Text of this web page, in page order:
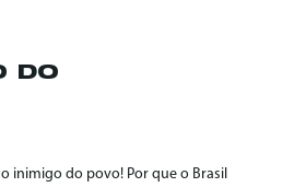
DO
inimigo do povo! Por que o Brasil